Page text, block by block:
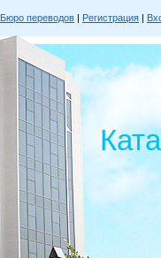
Бюро переводов | Регистрация |